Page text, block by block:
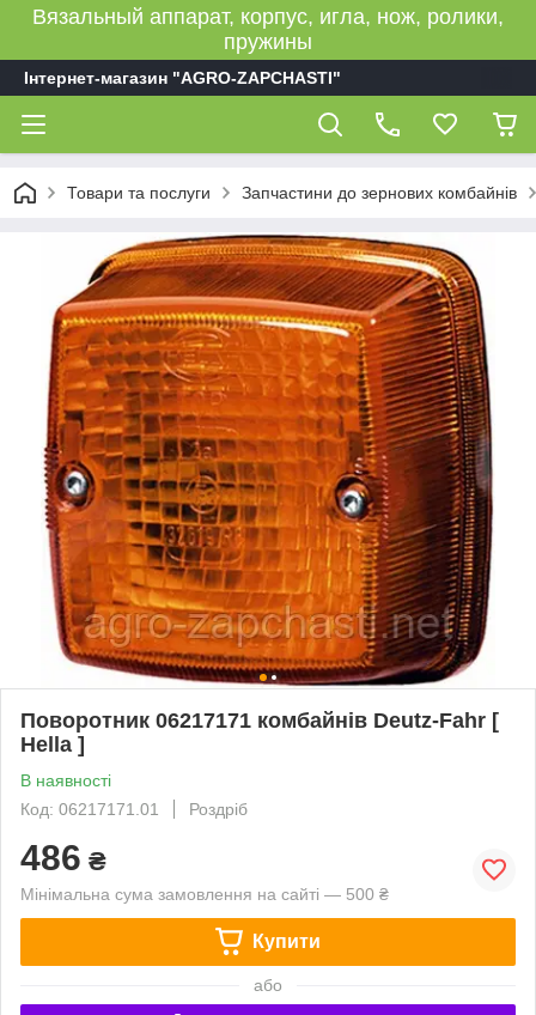
Вязальный аппарат, корпус, игла, нож, ролики,
пружины
Інтернет-магазин "AGRO-ZAPCHASTI"
Товари та послуги Запчастини до зернових комбайнів
Поворотник 06217171 комбайнів Deutz-Fahr [
Hella ]
В наявності
Код: 06217171.01
Роздріб
486 ₴
Мінімальна сума замовлення на сайті — 500 ₴
Купити
або